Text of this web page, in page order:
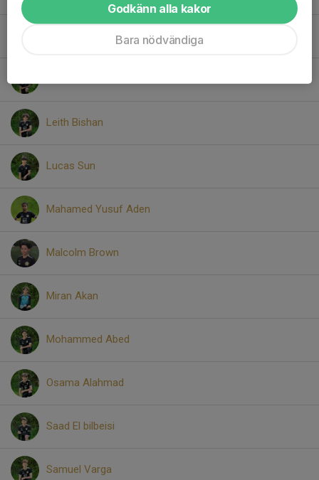
Leith Bishan
Lucas Sun
Mahamed Yusuf Aden
Malcolm Brown
Miran Akan
Mohammed Abed
Osama Alahmad
Saad El bilbeisi
Samuel Varga
Godkänn alla kakor
Bara nödvändiga